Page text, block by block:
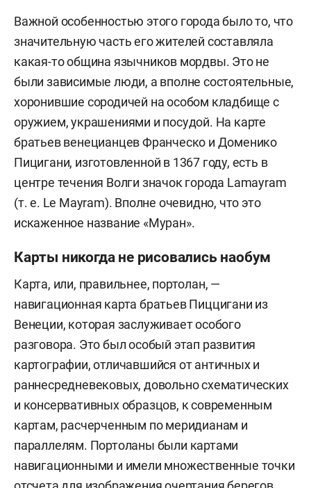
Важной особенностью этого города было то, что
значительную часть его жителей составляла
какая-то община язычников мордвы. Это не
были зависимые люди, а вполне состоятельные,
хоронившие сородичей на особом кладбище с
оружием, украшениями и посудой. На карте
братьев венецианцев Франческо и Доменико
Пицигани, изготовленной в 1367 году, есть в
центре течения Волги значок города Lamayram
(т. е. Le Mayram). Вполне очевидно, что это
искаженное название «Муран».
Карты никогда не рисовались наобум
Карта, или, правильнее, портолан, —
навигационная карта братьев Пиццигани из
Венеции, которая заслуживает особого
разговора. Это был особый этап развития
картографии, отличавшийся от античных и
раннесредневековых, довольно схематических
и консервативных образцов, к современным
картам, расчерченным по меридианам и
параллелям. Портоланы были картами
навигационными и имели множественные точки